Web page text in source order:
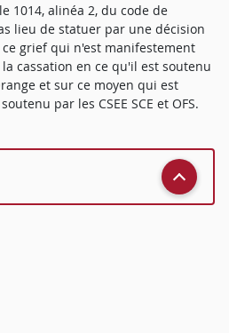
1014, alinéa 2, du code de
lieu de statuer par une décision
grief qui n'est manifestement
cassation en ce qu'il est soutenu
et sur ce moyen qui est
par les CSEE SCE et OFS.